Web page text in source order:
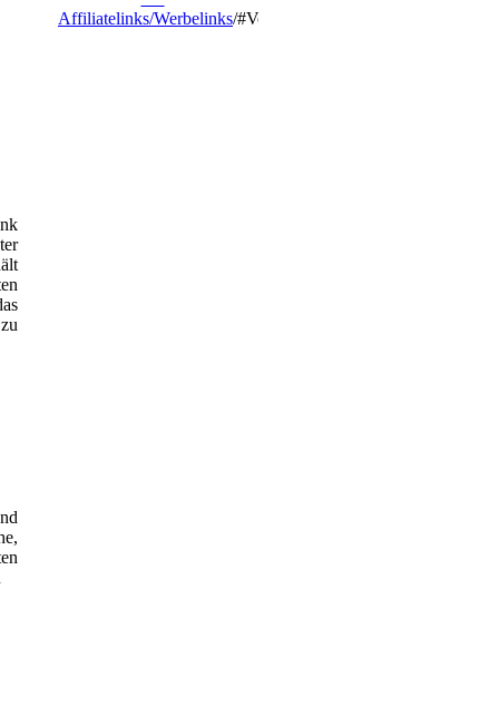
Affiliatelinks/Werbelinks/#VerdientProvisionen